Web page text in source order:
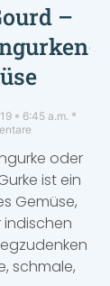
–
6:45 a.m.
oder
ist ein
Gemüse,
schmale,